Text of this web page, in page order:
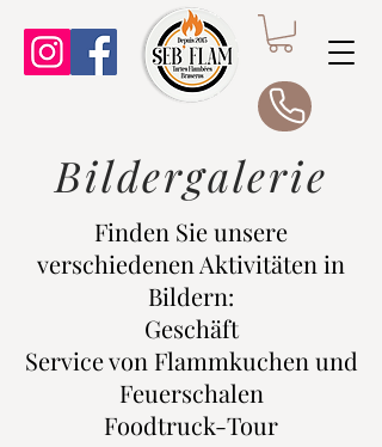
Bildergalerie
Finden Sie unsere
verschiedenen Aktivitäten in
Bildern:
Geschäft
Service von Flammkuchen und
Feuerschalen
Foodtruck-Tour